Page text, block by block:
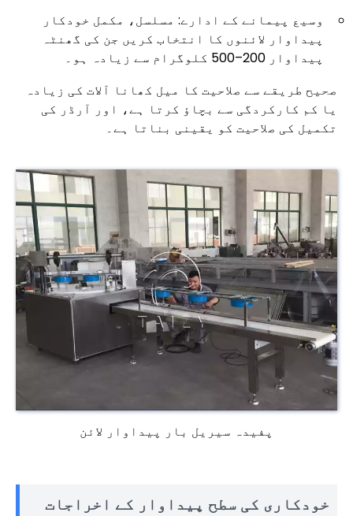
وسیع پیمانے کے ادارے: مسلسل، مکمل خودکار
پیداوار لائنوں کا انتخاب کریں جن کی گھنٹہ
پیداوار 200–500 کلوگرام سے زیادہ ہو۔
صحیح طریقے سے صلاحیت کا میل کھانا آلات کی زیادہ
یا کم کارکردگی سے بچاؤ کرتا ہے، اور آرڈر کی
تکمیل کی صلاحیت کو یقینی بناتا ہے۔
پفیدہ سیریل بار پیداوار لائن
خودکاری کی سطح پیداوار کے اخراجات